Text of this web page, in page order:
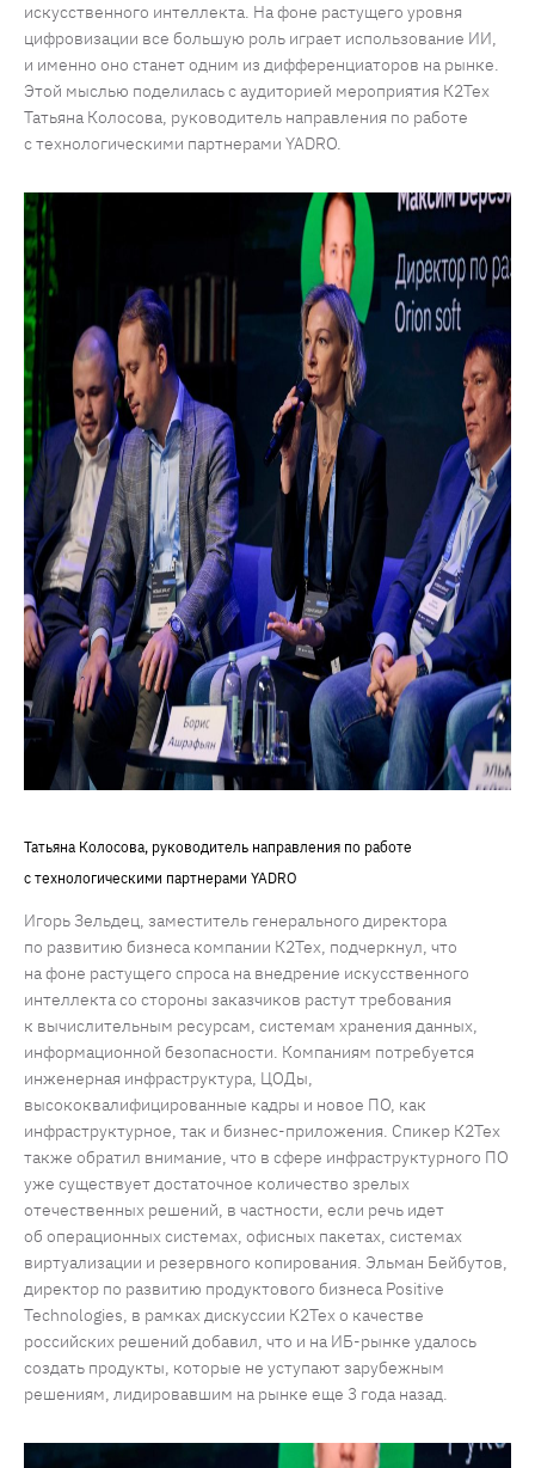
искусственного интеллекта. На фоне растущего уровня
цифровизации все большую роль играет использование ИИ,
и именно оно станет одним из дифференциаторов на рынке.
Этой мыслью поделилась с аудиторией мероприятия К2Тех
Татьяна Колосова, руководитель направления по работе
с технологическими партнерами YADRO.
Татьяна Колосова, руководитель направления по работе
с технологическими партнерами YADRO
Игорь Зельдец, заместитель генерального директора
по развитию бизнеса компании К2Тех, подчеркнул, что
на фоне растущего спроса на внедрение искусственного
интеллекта со стороны заказчиков растут требования
к вычислительным ресурсам, системам хранения данных,
информационной безопасности. Компаниям потребуется
инженерная инфраструктура, ЦОДы,
высококвалифицированные кадры и новое ПО, как
инфраструктурное, так и бизнес-приложения. Спикер К2Тех
также обратил внимание, что в сфере инфраструктурного ПО
уже существует достаточное количество зрелых
отечественных решений, в частности, если речь идет
об операционных системах, офисных пакетах, системах
виртуализации и резервного копирования. Эльман Бейбутов,
директор по развитию продуктового бизнеса Positive
Technologies, в рамках дискуссии К2Тех о качестве
российских решений добавил, что и на ИБ-рынке удалось
создать продукты, которые не уступают зарубежным
решениям, лидировавшим на рынке еще 3 года назад.